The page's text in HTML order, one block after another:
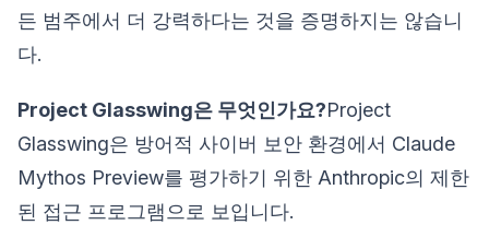
든 범주에서 더 강력하다는 것을 증명하지는 않습니
다.
Project Glasswing은 무엇인가요?Project
Glasswing은 방어적 사이버 보안 환경에서 Claude
Mythos Preview를 평가하기 위한 Anthropic의 제한
된 접근 프로그램으로 보입니다.